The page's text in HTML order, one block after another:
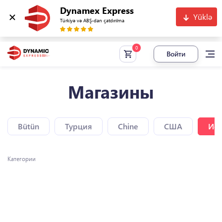
Dynamex Express
Türkiyə və ABŞ-dan çatdırılma Yüklə
Войти
Магазины
Bütün Турция Chine США
Категории